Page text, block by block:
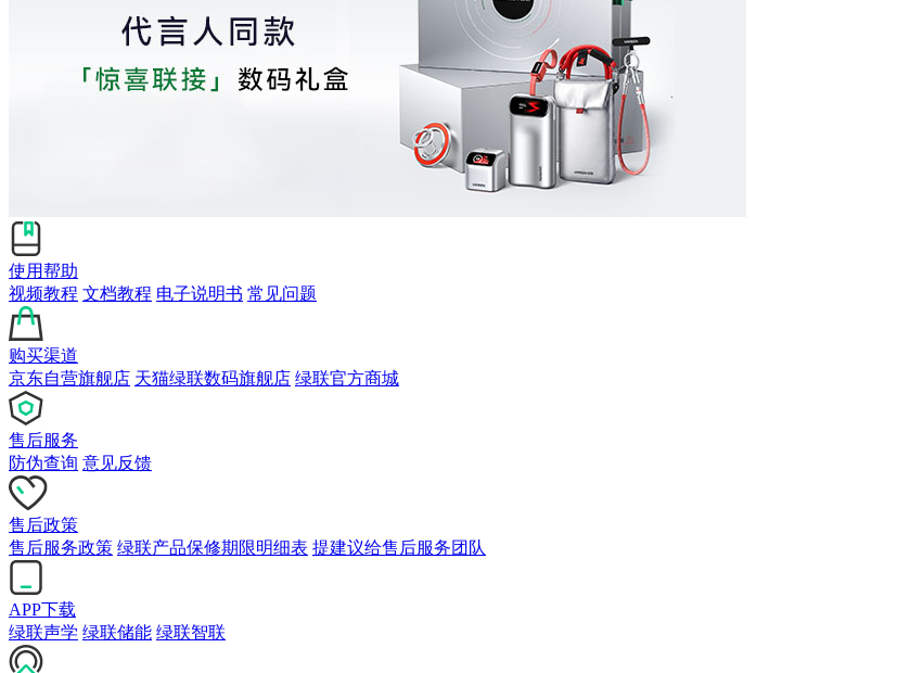
使用帮助
视频教程 文档教程 电子说明书 常见问题
购买渠道
京东自营旗舰店 天猫绿联数码旗舰店 绿联官方商城
售后服务
防伪查询 意见反馈
售后政策
售后服务政策 绿联产品保修期限明细表 提建议给售后服务团队
APP下载
绿联声学 绿联储能 绿联智联